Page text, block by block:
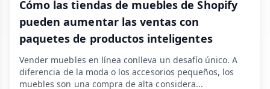
Cómo las tiendas de muebles de Shopify
pueden aumentar las ventas con
paquetes de productos inteligentes
Vender muebles en línea conlleva un desafío único. A
diferencia de la moda o los accesorios pequeños, los
muebles son una compra de alta considera...